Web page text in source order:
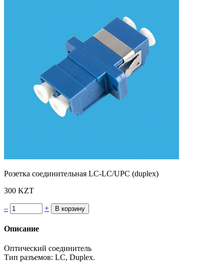
Розетка соединительная LC-LC/UPC (duplex)
300 KZT
– +
Описание
Оптический соединитель
Тип разъемов: LC, Duplex.